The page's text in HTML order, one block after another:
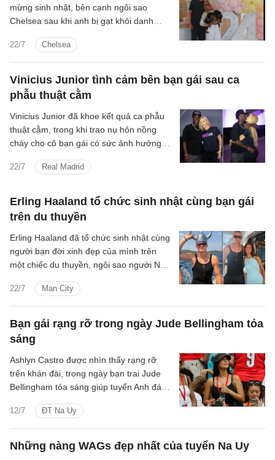
22/7 Chelsea
mừng sinh nhật, bên cạnh ngôi sao
Chelsea sau khi anh bị gạt khỏi danh
Vinicius Junior tình cảm bên bạn gái sau ca
phẫu thuật cằm
22/7 Real Madrid
Vinicius Junior đã khoe kết quả ca phẫu
thuật cằm, trong khi trao nụ hôn nồng
cháy cho cô bạn gái có sức ảnh hưởng
Erling Haaland tổ chức sinh nhật cùng bạn gái
trên du thuyền
22/7 Man City
Erling Haaland đã tổ chức sinh nhật cùng
người bạn đời xinh đẹp của mình trên
một chiếc du thuyền, ngôi sao người Na
Bạn gái rạng rỡ trong ngày Jude Bellingham tỏa
sáng
12/7 ĐT Na Uy
Ashlyn Castro được nhìn thấy rạng rỡ
trên khán đài, trong ngày bạn trai Jude
Bellingham tỏa sáng giúp tuyển Anh đánh
Những nàng WAGs đẹp nhất của tuyển Na Uy